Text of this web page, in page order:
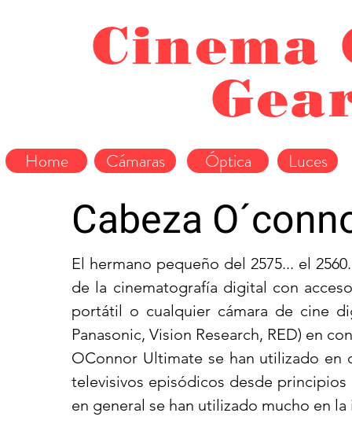
Cinema
Home Óptica Luces
Cámaras
Cabeza
El hermano pequeño del 2575... el
de la cinematografía digital con
portátil o cualquier cámara de cine
Panasonic, Vision Research, RED) en
OConnor Ultimate se han utilizado en
televisivos episódicos desde
en general se han utilizado mucho en